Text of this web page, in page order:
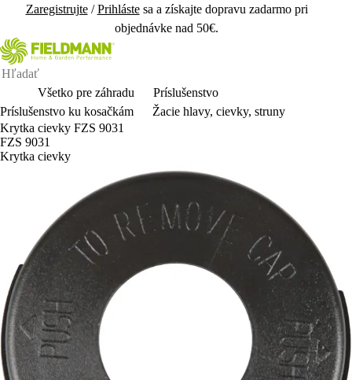
Zaregistrujte/Prihlástesa a získajte dopravu zadarmo pri
objednávke nad 50€.
Všetko pre záhradu
Príslušenstvo
Príslušenstvo ku kosačkám
Žacie hlavy, cievky, struny
Krytka cievky FZS 9031
FZS 9031
Krytka cievky